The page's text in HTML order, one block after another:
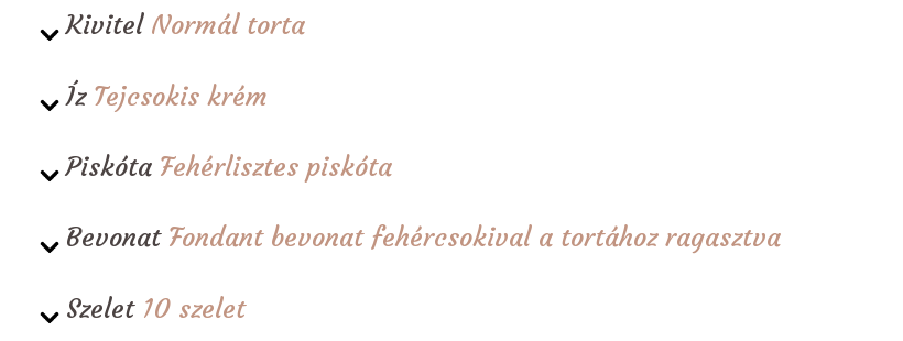
Kivitel Normál torta
Íz Tejcsokis krém
Piskóta Fehérlisztes piskóta
Bevonat Fondant bevonat fehércsokival a tortához ragasztva
Szelet 10 szelet